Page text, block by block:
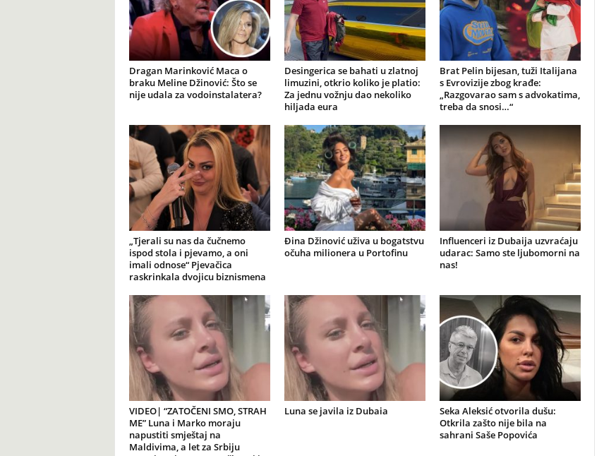
Dragan Marinković Maca o
braku Meline Džinović: Što se
nije udala za vodoinstalatera?
Desingerica se bahati u zlatnoj
limuzini, otkrio koliko je platio:
Za jednu vožnju dao nekoliko
hiljada eura
Brat Pelin bijesan, tuži Italijana
s Evrovizije zbog krađe:
„Razgovarao sam s advokatima,
treba da snosi…“
„Tjerali su nas da čučnemo
ispod stola i pjevamo, a oni
imali odnose“ Pjevačica
raskrinkala dvojicu biznismena
Đina Džinović uživa u bogatstvu
očuha milionera u Portofinu
Influenceri iz Dubaija uzvraćaju
udarac: Samo ste ljubomorni na
nas!
VIDEO| “ZATOČENI SMO, STRAH
ME” Luna i Marko moraju
napustiti smještaj na
Maldivima, a let za Srbiju
Luna se javila iz Dubaia
Seka Aleksić otvorila dušu:
Otkrila zašto nije bila na
sahrani Saše Popovića